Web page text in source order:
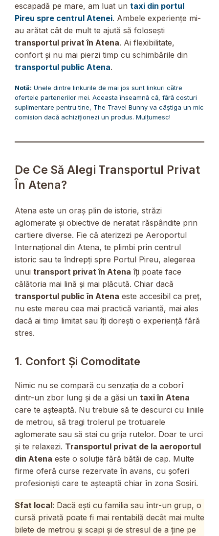
escapadă pe mare, am luat un taxi din portul
Pireu spre centrul Atenei. Ambele experiențe mi-
au arătat cât de mult te ajută să folosești
transportul privat în Atena. Ai flexibilitate,
confort și nu mai pierzi timp cu schimbările din
transportul public Atena.
Notă: Unele dintre linkurile de mai jos sunt linkuri către
ofertele partenerilor mei. Aceasta înseamnă că, fără costuri
suplimentare pentru tine, The Travel Bunny va câștiga un mic
comision dacă achiziționezi un produs. Mulțumesc!
De Ce Să Alegi Transportul Privat
În Atena?
Atena este un oraș plin de istorie, străzi
aglomerate și obiective de neratat răspândite prin
cartiere diverse. Fie că aterizezi pe Aeroportul
Internațional din Atena, te plimbi prin centrul
istoric sau te îndrepți spre Portul Pireu, alegerea
unui transport privat în Atena îți poate face
călătoria mai lină și mai plăcută. Chiar dacă
transportul public în Atena este accesibil ca preț,
nu este mereu cea mai practică variantă, mai ales
dacă ai timp limitat sau îți dorești o experiență fără
stres.
1. Confort Și Comoditate
Nimic nu se compară cu senzația de a coborî
dintr-un zbor lung și de a găsi un taxi în Atena
care te așteaptă. Nu trebuie să te descurci cu liniile
de metrou, să tragi trolerul pe trotuarele
aglomerate sau să stai cu grija rutelor. Doar te urci
și te relaxezi. Transportul privat de la aeroportul
din Atena este o soluție fără bătăi de cap. Multe
firme oferă curse rezervate în avans, cu șoferi
profesioniști care te așteaptă chiar în zona Sosiri.
Sfat local: Dacă ești cu familia sau într-un grup, o
cursă privată poate fi mai rentabilă decât mai multe
bilete de metrou și scapi și de stresul de a ține pe